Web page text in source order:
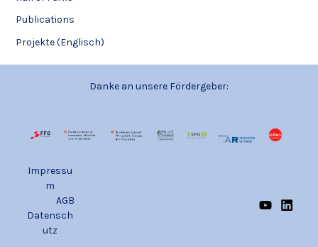
Publications
Projekte (Englisch)
Danke an unsere Fördergeber:
Impressu
m
AGB
Datensch
utz